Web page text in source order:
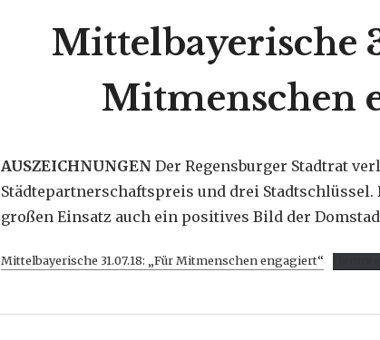
Mittelbayerische
Mitmenschen
AUSZEICHNUNGEN Der Regensburger Stadtrat
Städtepartnerschaftspreis und drei
großen Einsatz auch ein positives Bild der
Mittelbayerische 31.07.18: „Für Mitmenschen engagiert“